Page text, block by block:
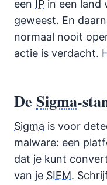
een IP in een land
geweest. En
normaal nooit
actie is verdacht.
De Sigma-
Sigma is voor
malware: een
dat je kunt
van je SIEM.